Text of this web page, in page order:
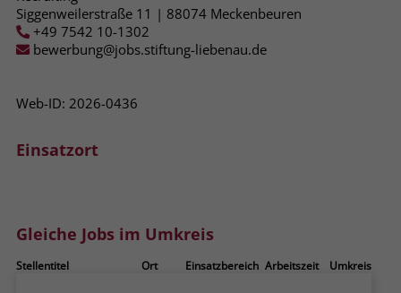
Siggenweilerstraße 11 | 88074 Meckenbeuren
+49 7542 10-1302
bewerbung@jobs.stiftung-liebenau.de
Web-ID: 2026-0436
Einsatzort
Gleiche Jobs im Umkreis
Stellentitel Ort Einsatzbereich Arbeitszeit Umkreis
zeigen. Das _fbp-Cookie sammelt keine
persönlich identifizierbaren
Informationen und wird von Facebook
nur platziert, um Daten an das